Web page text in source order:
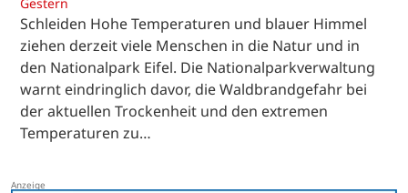
Schleiden Hohe Temperaturen und blauer Himmel
ziehen derzeit viele Menschen in die Natur und in
den Nationalpark Eifel. Die Nationalparkverwaltung
warnt eindringlich davor, die Waldbrandgefahr bei
der aktuellen Trockenheit und den extremen
Temperaturen zu…